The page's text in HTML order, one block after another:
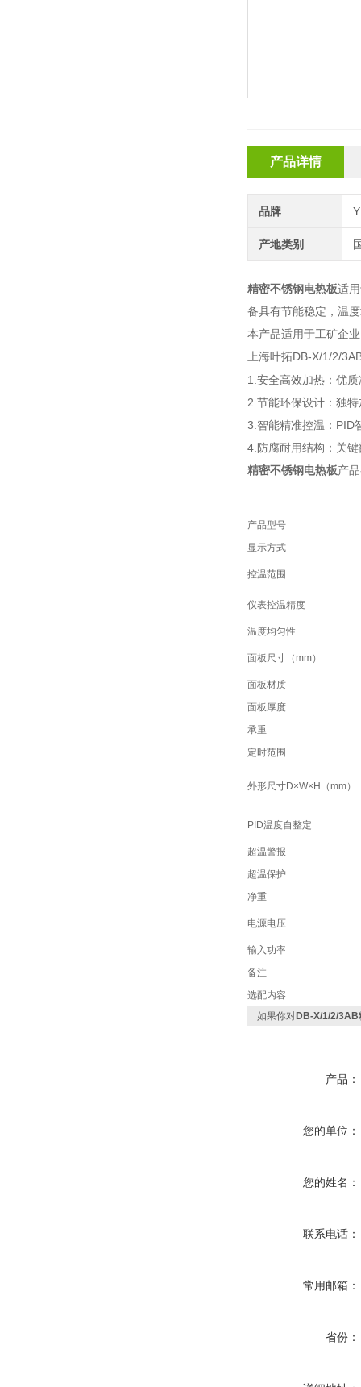
产品详情
品牌
产地类别
精密不锈钢电热板适
备具有节能稳定，温
本产品适用于工矿企
上海叶拓DB-X/1/2/
1.安全高效加热：优
2. 节能环保设计：独
3.智能精准控温：PID
4.防腐耐用结构：关
精密不锈钢电热板产
产品型号
显示方式
控温范围
仪表控温精度
温度均匀性
面板尺寸（mm）
面板材质
面板厚度
承重
定时范围
外形尺寸D×W×H（mm）
PID温度自整定
超温警报
超温保护
净重
电源电压
输入功率
备注
选配内容
如果你对DB-X/1/2/3AB
产品：
您的单位：
您的姓名：
联系电话：
常用邮箱：
省份：